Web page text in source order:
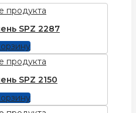
SPZ 2287
SPZ 2150